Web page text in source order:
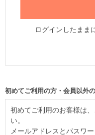
ログインしたまま
初めてご利用の方・会員以外
初めてご利用のお客様は
い。
メールアドレスとパスワ